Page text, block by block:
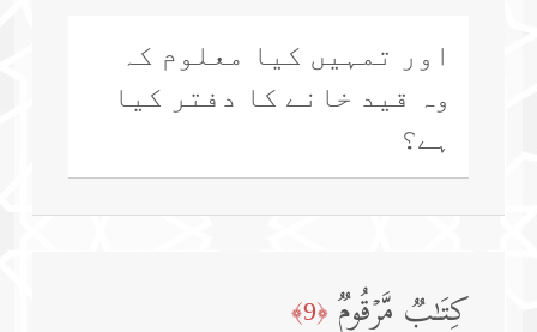
اور تمہیں کیا معلوم کہ
وہ قید خانے کا دفتر کیا
ہے؟
كِتَـٰبࣱ مَّرۡقُومࣱ ﴿9﴾